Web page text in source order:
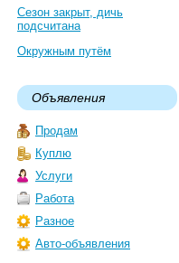
Сезон закрыт, дичь
подсчитана
Окружным путём
Объявления
Продам
Куплю
Услуги
Работа
Разное
Авто-объявления